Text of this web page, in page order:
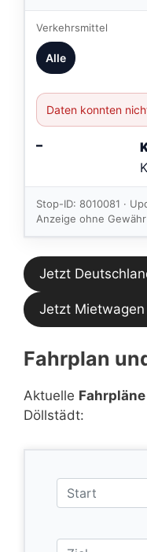
Verkehrsmittel
Alle
Daten konnten
–
Stop-ID: 8010081 ·
Anzeige ohne Gewähr
Jetzt
Jetzt
Fahrplan
Aktuelle
Döllstädt: